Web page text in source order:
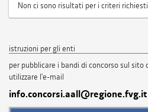
Non ci sono risultati per i criteri
istruzioni per gli enti
per pubblicare i bandi di concorso sul
utilizzare l'e-mail
info.concorsi.aall@regione.fvg.it